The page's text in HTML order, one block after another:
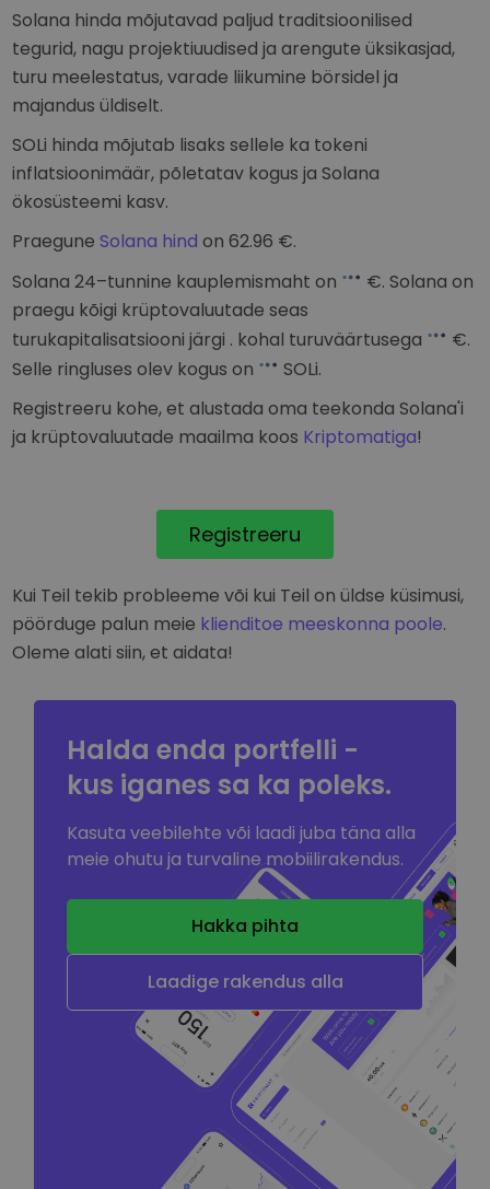
Solana hinda mõjutavad paljud traditsioonilised
tegurid, nagu projektiuudised ja arengute üksikasjad,
turu meelestatus, varade liikumine börsidel ja
majandus üldiselt.
SOLi hinda mõjutab lisaks sellele ka tokeni
inflatsioonimäär, põletatav kogus ja Solana
ökosüsteemi kasv.
Praegune Solana hind on62.96 €.
Solana 24–tunnine kauplemismaht on
€. Solana on
praegu kõigi krüptovaluutade seas
turukapitalisatsiooni järgi . kohal turuväärtusega €.
Selle ringluses olev kogus on
SOLi.
Registreeru kohe, et alustada oma teekonda Solana'i
ja krüptovaluutade maailma koos Kriptomatiga!
Registreeru
Kui Teil tekib probleeme või kui Teil on üldse küsimusi,
pöörduge palun meie klienditoe meeskonna poole.
Oleme alati siin, et aidata!
Halda enda portfelli -
kus iganes sa ka poleks.
Kasuta veebilehte või laadi juba täna alla
meie ohutu ja turvaline mobiilirakendus.
Hakka pihta
Laadige rakendus alla